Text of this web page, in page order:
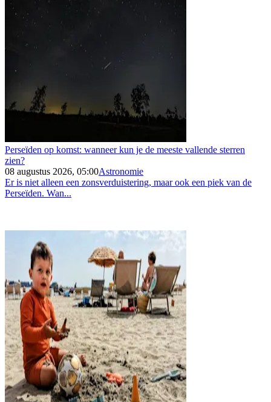
Perseïden op komst: wanneer kun je de meeste vallende sterren
zien?
08 augustus 2026, 05:00Astronomie
Er is niet alleen een zonsverduistering, maar ook een piek van de
Perseïden. Wan...